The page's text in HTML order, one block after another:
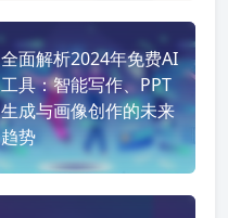
全面解析2024年免费AI
工具：智能写作、PPT
生成与画像创作的未来
趋势